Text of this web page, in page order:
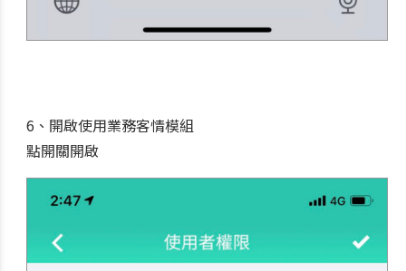
6、開啟使用業務客情模組
點開關開啟